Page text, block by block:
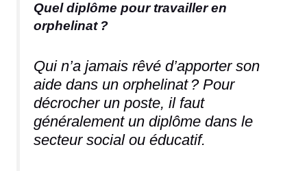
Quel diplôme pour travailler en
orphelinat ?
Qui n’a jamais rêvé d’apporter son
aide dans un orphelinat ? Pour
décrocher un poste, il faut
généralement un diplôme dans le
secteur social ou éducatif.